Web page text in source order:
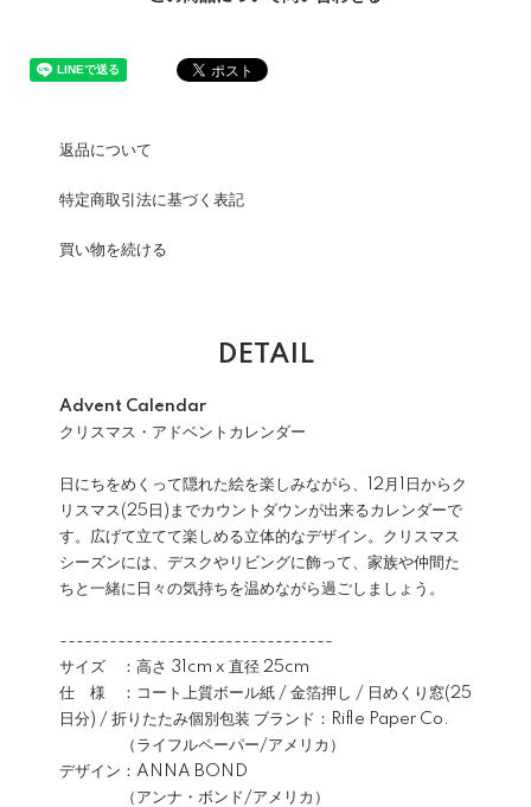
返品について
特定商取引法に基づく表記
買い物を続ける
DETAIL
Advent Calendar
クリスマス・アドベントカレンダー
日にちをめくって隠れた絵を楽しみながら、12月1日からク
リスマス(25日)までカウントダウンが出来るカレンダーで
す。広げて立てて楽しめる立体的なデザイン。クリスマス
シーズンには、デスクやリビングに飾って、家族や仲間た
ちと一緒に日々の気持ちを温めながら過ごしましょう。
---------------------------------
サイズ ：高さ 31cm x 直径 25cm
仕 様 ：コート上質ボール紙 / 金箔押し / 日めくり窓(25
日分) / 折りたたみ個別包装 ブランド：Rifle Paper Co.
（ライフルペーパー/アメリカ）
デザイン：ANNA BOND
（アンナ・ボンド/アメリカ）